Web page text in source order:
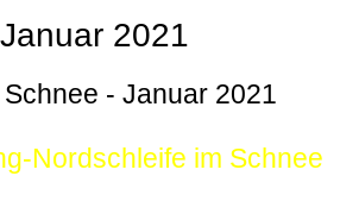
2021
- Januar 2021
Nordschleife im Schnee